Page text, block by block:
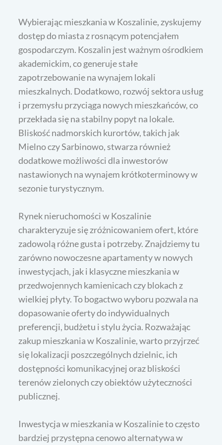
Wybierając mieszkania w Koszalinie, zyskujemy
dostęp do miasta z rosnącym potencjałem
gospodarczym. Koszalin jest ważnym ośrodkiem
akademickim, co generuje stałe
zapotrzebowanie na wynajem lokali
mieszkalnych. Dodatkowo, rozwój sektora usług
i przemysłu przyciąga nowych mieszkańców, co
przekłada się na stabilny popyt na lokale.
Bliskość nadmorskich kurortów, takich jak
Mielno czy Sarbinowo, stwarza również
dodatkowe możliwości dla inwestorów
nastawionych na wynajem krótkoterminowy w
sezonie turystycznym.
Rynek nieruchomości w Koszalinie
charakteryzuje się zróżnicowaniem ofert, które
zadowolą różne gusta i potrzeby. Znajdziemy tu
zarówno nowoczesne apartamenty w nowych
inwestycjach, jak i klasyczne mieszkania w
przedwojennych kamienicach czy blokach z
wielkiej płyty. To bogactwo wyboru pozwala na
dopasowanie oferty do indywidualnych
preferencji, budżetu i stylu życia. Rozważając
zakup mieszkania w Koszalinie, warto przyjrzeć
się lokalizacji poszczególnych dzielnic, ich
dostępności komunikacyjnej oraz bliskości
terenów zielonych czy obiektów użyteczności
publicznej.
Inwestycja w mieszkania w Koszalinie to często
bardziej przystępna cenowo alternatywa w